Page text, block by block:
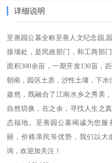
详细说明
至善园公墓全称至善人文纪念园,
接壤处，是民政部门，和工商部
面积300余亩，一期开发130亩，
朝南，园区土质，沙性土壤，下
盎然，既融合了江南水乡之秀美
自然切换，在之余，寻找人生之
态福地。至善园公墓竭诚为您
丽，价格亲民等优势，我们以
询，欢迎加关注！